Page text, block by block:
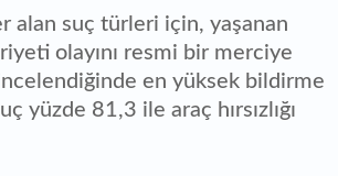
alan suç türleri için, yaşanan
olayını resmi bir merciye
en yüksek bildirme
yüzde 81,3 ile araç hırsızlığı